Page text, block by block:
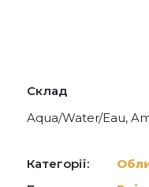
Склад
Aqua/Water/Eau,
Myristate, Capparis
Spinosa Kernel Oil,
Категорії: